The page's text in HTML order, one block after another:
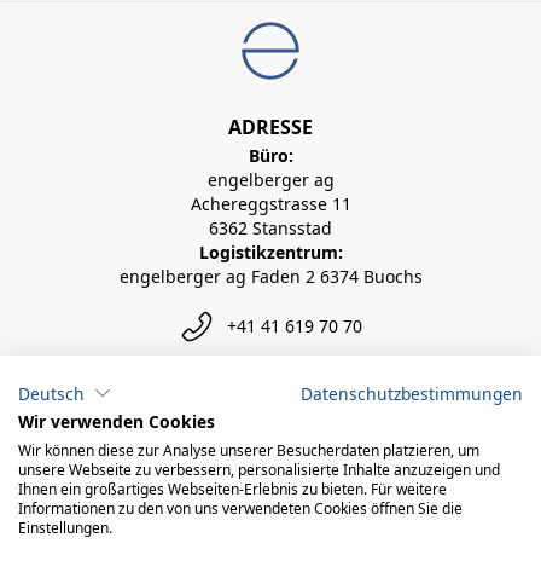
ADRESSE
Büro:
engelberger ag
Achereggstrasse 11
6362 Stansstad
Logistikzentrum:
engelberger ag Faden 2 6374 Buochs
+41 41 619 70 70
info@engelberger.ch
Deutsch
Datenschutzbestimmungen
Wir verwenden Cookies
Wir können diese zur Analyse unserer Besucherdaten platzieren, um
unsere Webseite zu verbessern, personalisierte Inhalte anzuzeigen und
Ihnen ein großartiges Webseiten-Erlebnis zu bieten. Für weitere
Informationen zu den von uns verwendeten Cookies öffnen Sie die
Einstellungen.